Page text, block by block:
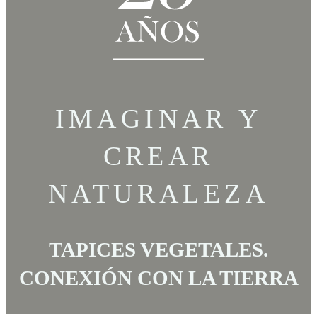
IMAGINAR Y
CREAR
NATURALEZA
TAPICES VEGETALES.
CONEXIÓN CON LA TIERRA